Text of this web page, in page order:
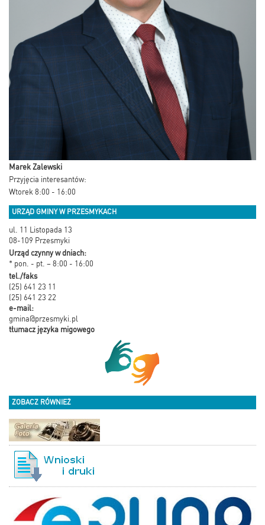
Marek Zalewski
Przyjęcia interesantów:
Wtorek 8:00 - 16:00
URZĄD GMINY W PRZESMYKACH
ul. 11 Listopada 13
08-109 Przesmyki
Urząd czynny w dniach:
* pon. - pt. – 8:00 - 16:00
tel./faks
(25) 641 23 11
(25) 641 23 22
e-mail:
gmina@przesmyki.pl
tłumacz języka migowego
ZOBACZ RÓWNIEŻ